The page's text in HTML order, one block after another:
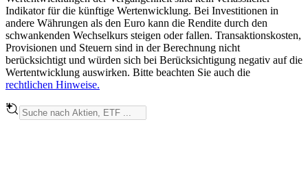
Indikator für die künftige Wertenwicklung. Bei Investitionen in
andere Währungen als den Euro kann die Rendite durch den
schwankenden Wechselkurs steigen oder fallen. Transaktionskosten,
Provisionen und Steuern sind in der Berechnung nicht
berücksichtigt und würden sich bei Berücksichtigung negativ auf die
Wertentwicklung auswirken. Bitte beachten Sie auch die
rechtlichen Hinweise.